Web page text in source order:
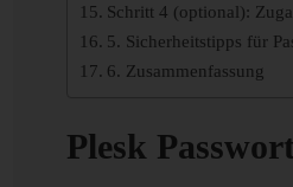
Schritt 4 (optional):
5. Sicherheitstipps für
6. Zusammenfassung
Plesk